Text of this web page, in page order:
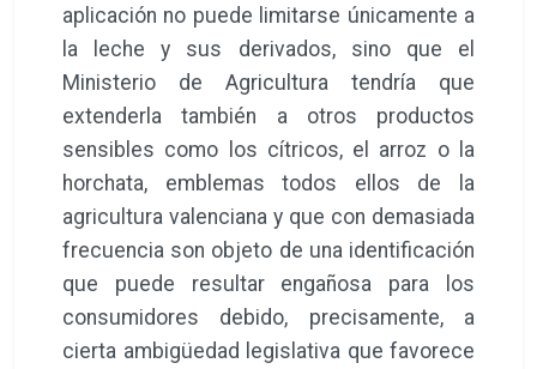
aplicación no puede limitarse únicamente a
la leche y sus derivados, sino que el
Ministerio de Agricultura tendría que
extenderla también a otros productos
sensibles como los cítricos, el arroz o la
horchata, emblemas todos ellos de la
agricultura valenciana y que con demasiada
frecuencia son objeto de una identificación
que puede resultar engañosa para los
consumidores debido, precisamente, a
cierta ambigüedad legislativa que favorece